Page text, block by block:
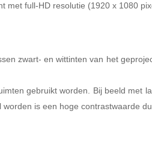
met full-HD resolutie (1920 x 1080
zwart- en wittinten van het
gebruikt worden. Bij beeld met
is een hoge contrastwaarde